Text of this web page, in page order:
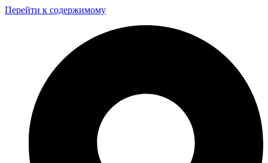
Перейти к содержимому